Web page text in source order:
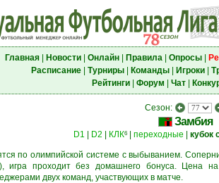
Главная| Новости| Онлайн| Правила| Опросы|
Расписание| Турниры| Команды| Игроки|
Рейтинги| Форум Чат|
Сезон:
Замбия
D1 D2 КЛК6| переходные кубок
по олимпийской системе с выбыванием.
игра проходит без домашнего бонуса. Цена
двух команд, участвующих в матче.